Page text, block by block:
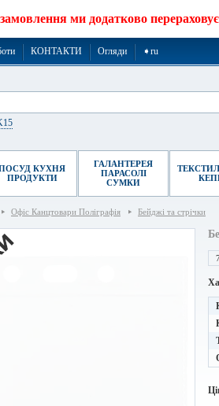
ми додатково
КОНТАКТИ Огляди ➧ru
КУХНЯ
ПРОДУКТИ
ГАЛАНТЕРЕЯ
ПАРАСОЛІ
СУМКИ
Офіс Канцтовари Поліграфія Бейджі та стрічки